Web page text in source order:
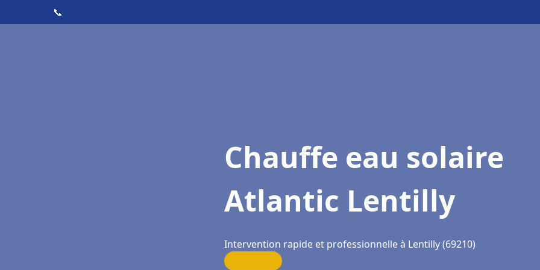
📞
Chauffe eau solaire
Atlantic Lentilly
Intervention rapide et professionnelle à Lentilly (69210)